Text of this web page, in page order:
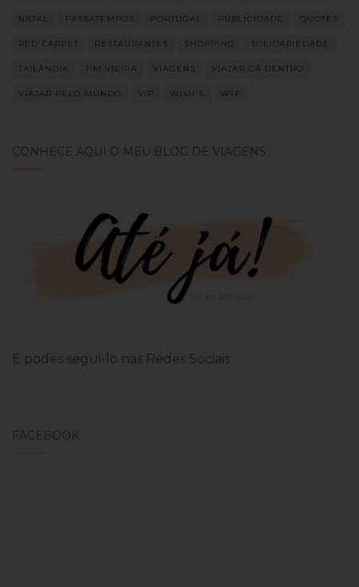
NATAL PASSATEMPOS PORTUGAL PUBLICIDADE QUOTES
RED CARPET RESTAURANTES SHOPPING SOLIDARIEDADE
TAILÂNDIA TIM VIEIRA VIAGENS VIAJAR CÁ DENTRO
VIAJAR PELO MUNDO VIP WISH'S WTF
CONHECE AQUI O MEU BLOG DE VIAGENS
E podes segui-lo nas Redes Sociais
FACEBOOK